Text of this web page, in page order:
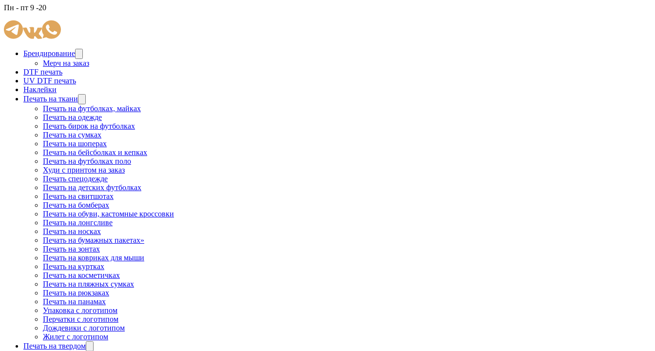
Пн - пт 9 -20
Брендирование
Мерч на заказ
DTF печать
UV DTF печать
Наклейки
Печать на ткани
Печать на футболках, майках
Печать на одежде
Печать бирок на футболках
Печать на сумках
Печать на шоперах
Печать на бейсболках и кепках
Печать на футболках поло
Худи с принтом на заказ
Печать спецодежде
Печать на детских футболках
Печать на свитшотах
Печать на бомберах
Печать на обуви, кастомные кроссовки
Печать на лонгсливе
Печать на носках
Печать на бумажных пакетах»
Печать на зонтах
Печать на ковриках для мыши
Печать на куртках
Печать на косметичках
Печать на пляжных сумках
Печать на рюкзаках
Печать на панамах
Упаковка с логотипом
Перчатки с логотипом
Дождевики с логотипом
Жилет с логотипом
Печать на твердом